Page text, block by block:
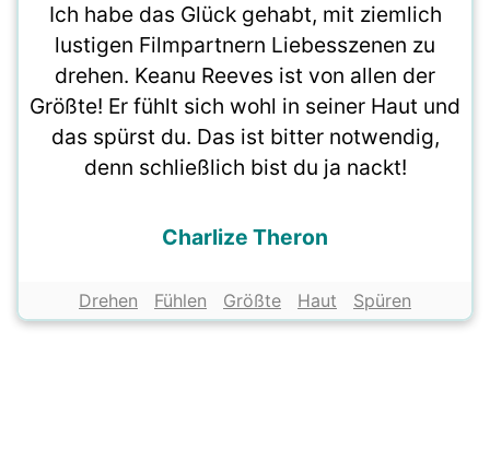
Ich habe das Glück gehabt, mit ziemlich
lustigen Filmpartnern Liebesszenen zu
drehen. Keanu Reeves ist von allen der
Größte! Er fühlt sich wohl in seiner Haut und
das spürst du. Das ist bitter notwendig,
denn schließlich bist du ja nackt!
Charlize Theron
Drehen Fühlen Größte Haut Spüren